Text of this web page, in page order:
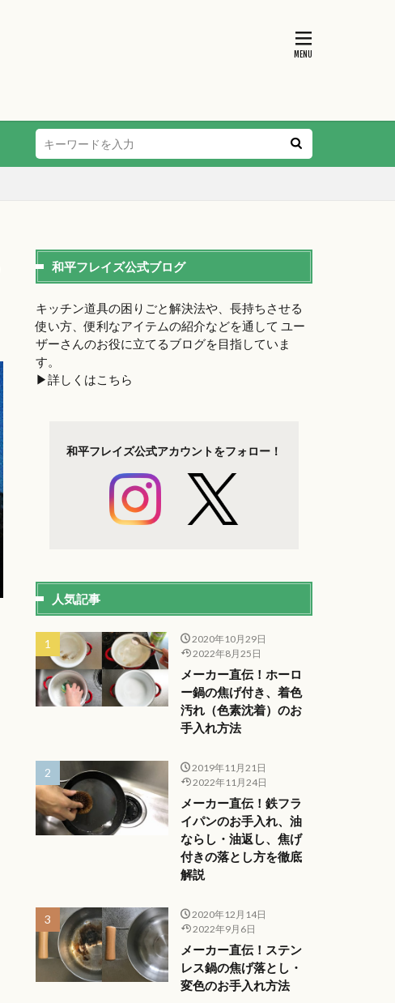
和平フレイズ公式ブログ
キッチン道具の困りごと解決法や、長持ちさせる
使い方、便利なアイテムの紹介などを通して ユー
ザーさんのお役に立てるブログを目指していま
す。
▶︎詳しくはこちら
和平フレイズ公式アカウントをフォロー！
人気記事
2020年10月29日
2022年8月25日
メーカー直伝！ホーロ
ー鍋の焦げ付き、着色
汚れ（色素沈着）のお
手入れ方法
2019年11月21日
2022年11月24日
メーカー直伝！鉄フラ
イパンのお手入れ、油
ならし・油返し、焦げ
付きの落とし方を徹底
解説
2020年12月14日
2022年9月6日
メーカー直伝！ステン
レス鍋の焦げ落とし・
変色のお手入れ方法